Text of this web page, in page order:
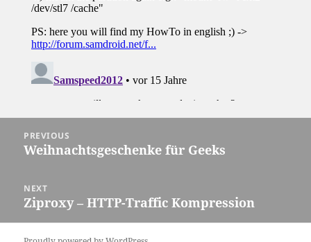
navigation
PREVIOUS
Previous
Weihnachtsgeschenke für Geeks
NEXT
Next
Ziproxy – HTTP-Traffic Kompression